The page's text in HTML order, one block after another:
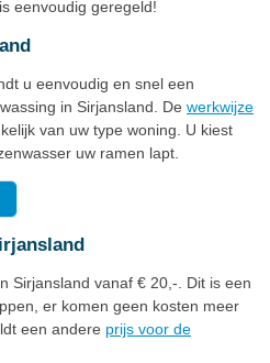
eenvoudig geregeld!
u eenvoudig en snel een
in Sirjansland. De werkwijze
van uw type woning. U kiest
uw ramen lapt.
Sirjansland vanaf € 20,-. Dit is een
er komen geen kosten meer
een andere prijs voor de